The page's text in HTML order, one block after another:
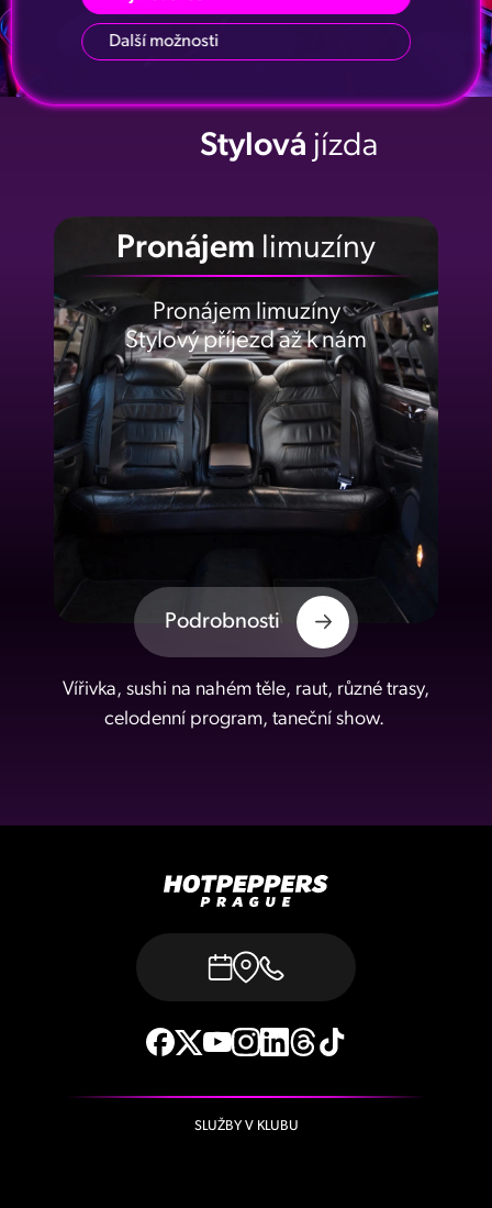
Stylová jízda
Pronájem limuzíny
Pronájem limuzíny
Stylový příjezd až k nám
Podrobnosti
Vířivka, sushi na nahém těle, raut, různé trasy,
celodenní program, taneční show.
SLUŽBY V KLUBU
Další možnosti